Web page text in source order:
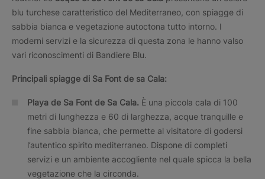
blu turchese caratteristico del Mediterraneo, con spiagge di
sabbia bianca e vegetazione autoctona tutto intorno. I
moderni servizi e la sicurezza di questa zona le hanno valso
vari riconoscimenti di Bandiere Blu.
Principali spiagge di Sa Font de sa Cala:
Playa de Sa Font de Sa Cala. È una piccola cala di 100
metri di lunghezza e 60 di larghezza, acque tranquille e
fine sabbia bianca, che permette al visitatore di godersi
l’autentico spirito mediterraneo. Dispone di completi
servizi e un ambiente accogliente nel quale spicca la bella
vegetazione che la circonda.